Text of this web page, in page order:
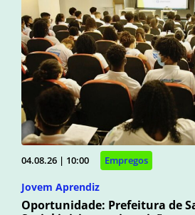
04.08.26 | 10:00 Empregos
Jovem Aprendiz
Oportunidade: Prefeitura de